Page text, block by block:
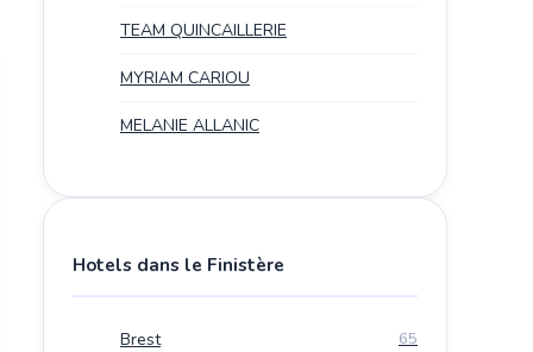
TEAM QUINCAILLERIE
MYRIAM CARIOU
MELANIE ALLANIC
Hotels dans le Finistère
Brest 65